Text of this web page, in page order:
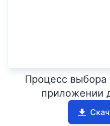
Процесс выбора
приложении